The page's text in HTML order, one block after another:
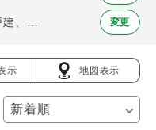
変更
示 地図表示